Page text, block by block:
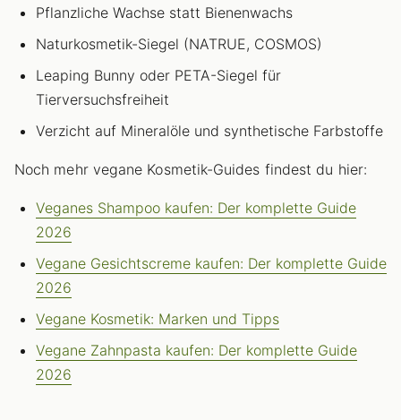
Pflanzliche Wachse statt Bienenwachs
Naturkosmetik-Siegel (NATRUE, COSMOS)
Leaping Bunny oder PETA-Siegel für
Tierversuchsfreiheit
Verzicht auf Mineralöle und synthetische Farbstoffe
Noch mehr vegane Kosmetik-Guides findest du hier:
Veganes Shampoo kaufen: Der komplette Guide
2026
Vegane Gesichtscreme kaufen: Der komplette Guide
2026
Vegane Kosmetik: Marken und Tipps
Vegane Zahnpasta kaufen: Der komplette Guide
2026